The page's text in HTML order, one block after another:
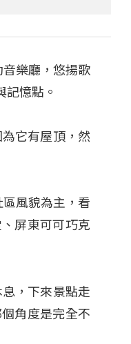
樂廳，悠揚歌
憶點。
它有屋頂，然
風貌為主，看
屏東可可巧克
，下來景點走
角度是完全不